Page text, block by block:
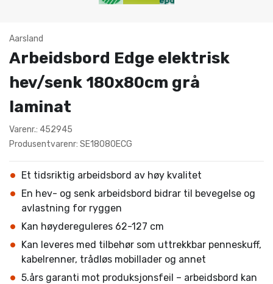
Aarsland
Arbeidsbord Edge elektrisk
hev/senk 180x80cm grå
laminat
Varenr.: 452945
Produsentvarenr: SE18080ECG
Et tidsriktig arbeidsbord av høy kvalitet
En hev- og senk arbeidsbord bidrar til bevegelse og
avlastning for ryggen
Kan høydereguleres 62-127 cm
Kan leveres med tilbehør som uttrekkbar penneskuff,
kabelrenner, trådløs mobillader og annet
5.års garanti mot produksjonsfeil – arbeidsbord kan